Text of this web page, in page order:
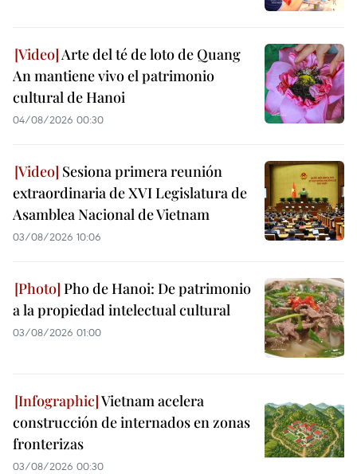
Arte del té de loto de Quang
An mantiene vivo el patrimonio
cultural de Hanoi
04/08/2026 00:30
Sesiona primera reunión
extraordinaria de XVI Legislatura de
Asamblea Nacional de Vietnam
03/08/2026 10:06
Pho de Hanoi: De patrimonio
a la propiedad intelectual cultural
03/08/2026 01:00
Vietnam acelera
construcción de internados en zonas
fronterizas
03/08/2026 00:30